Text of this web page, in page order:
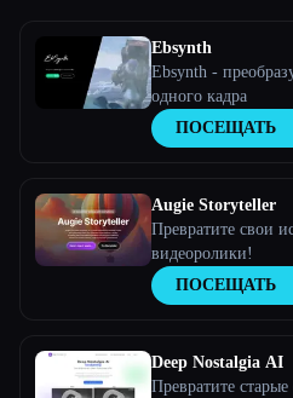
Ebsynth
Ebsynth -
одного кадра
ПОСЕЩАТЬ
Augie Storyteller
Превратите свои
видеоролики!
ПОСЕЩАТЬ
Deep Nostalgia AI
Превратите